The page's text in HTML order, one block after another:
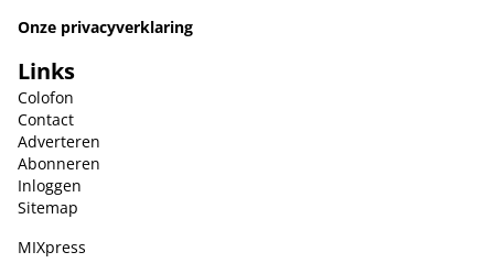
Onze privacyverklaring
Links
Colofon
Contact
Adverteren
Abonneren
Inloggen
Sitemap
MIXpress